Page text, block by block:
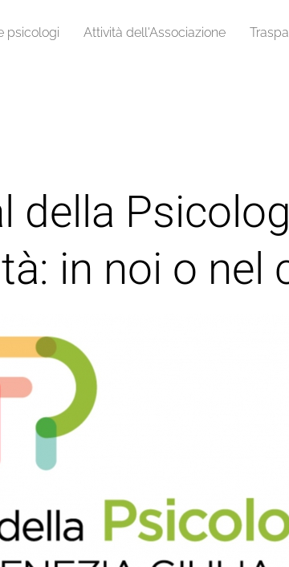
psicologi Attività dell'Associazione
della
in noi o nel